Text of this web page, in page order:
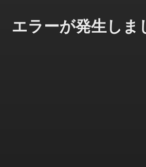
エラーが発生しま